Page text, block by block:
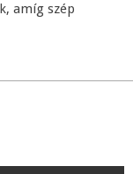
amíg szép